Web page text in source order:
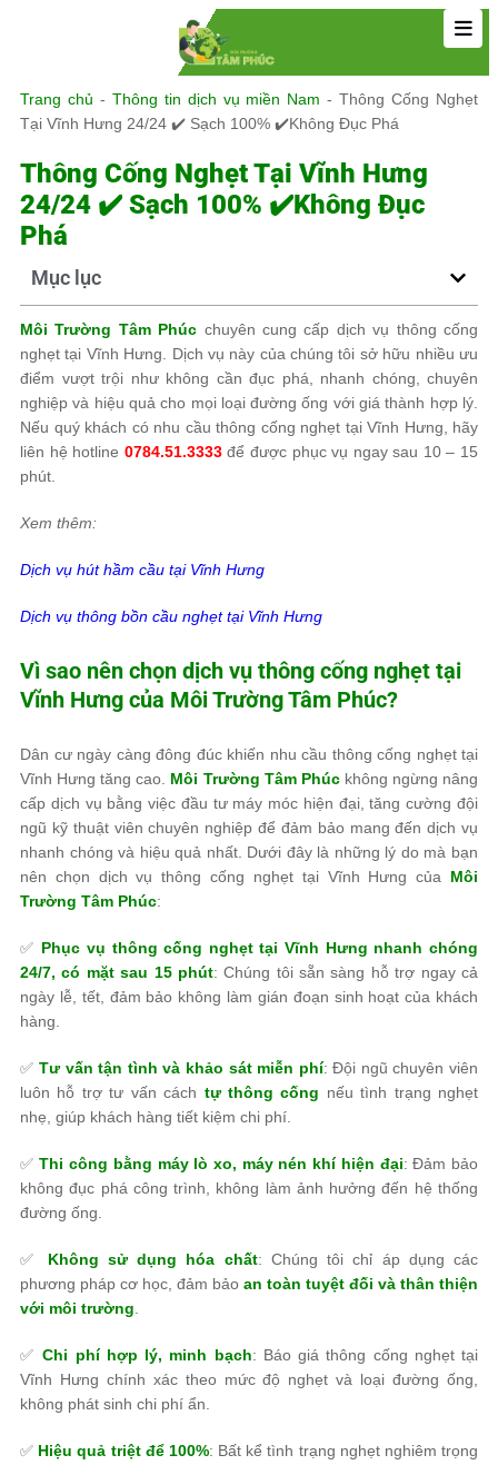
Trang chủ - Thông tin dịch vụ miền Nam -Thông Cống Nghẹt
Tại Vĩnh Hưng 24/24 ✔️ Sạch 100% ✔️Không Đục Phá
Thông Cống Nghẹt Tại Vĩnh Hưng
24/24 ✔️ Sạch 100% ✔️Không Đục
Phá
Mục lục
Môi Trường Tâm Phúc chuyên cung cấp dịch vụ thông cống
nghẹt tại Vĩnh Hưng. Dịch vụ này của chúng tôi sở hữu nhiều ưu
điểm vượt trội như không cần đục phá, nhanh chóng, chuyên
nghiệp và hiệu quả cho mọi loại đường ống với giá thành hợp lý.
Nếu quý khách có nhu cầu thông cống nghẹt tại Vĩnh Hưng, hãy
liên hệ hotline 0784.51.3333để được phục vụ ngay sau 10 – 15
phút.
Xem thêm:
Dịch vụ hút hầm cầu tại Vĩnh Hưng
Dịch vụ thông bồn cầu nghẹt tại Vĩnh Hưng
Vì sao nên chọn dịch vụ thông cống nghẹt tại
Vĩnh Hưng của Môi Trường Tâm Phúc?
Dân cư ngày càng đông đúc khiến nhu cầu thông cống nghẹt tại
Vĩnh Hưng tăng cao. Môi Trường Tâm Phúckhông ngừng nâng
cấp dịch vụ bằng việc đầu tư máy móc hiện đại, tăng cường đội
ngũ kỹ thuật viên chuyên nghiệp để đảm bảo mang đến dịch vụ
nhanh chóng và hiệu quả nhất. Dưới đây là những lý do mà bạn
nên chọn dịch vụ thông cống nghẹt tại Vĩnh Hưng của Môi
Trường Tâm Phúc:
✅ Phục vụ thông cống nghẹt tại Vĩnh Hưng nhanh chóng
24/7, có mặt sau 15 phút: Chúng tôi sẵn sàng hỗ trợ ngay cả
ngày lễ, tết, đảm bảo không làm gián đoạn sinh hoạt của khách
hàng.
✅Tư vấn tận tình và khảo sát miễn phí: Đội ngũ chuyên viên
luôn hỗ trợ tư vấn cách tự thông cống nếu tình trạng nghẹt
nhẹ, giúp khách hàng tiết kiệm chi phí.
✅Thi công bằng máy lò xo, máy nén khí hiện đại: Đảm bảo
không đục phá công trình, không làm ảnh hưởng đến hệ thống
đường ống.
✅ Không sử dụng hóa chất: Chúng tôi chỉ áp dụng các
phương pháp cơ học, đảm bảo an toàn tuyệt đối và thân thiện
với môi trường
✅Chi phí hợp lý, minh bạch: Báo giá thông cống nghẹt tại
Vĩnh Hưng chính xác theo mức độ nghẹt và loại đường ống,
không phát sinh chi phí ẩn.
✅ Hiệu quả triệt để 100%: Bất kể tình trạng nghẹt nghiêm trọng